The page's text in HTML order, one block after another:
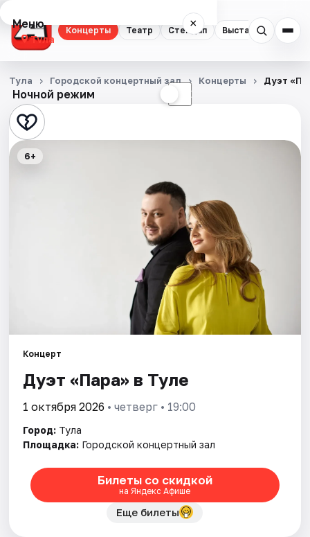
Концерты Театр Стендап Выставки
Меню ×
Тула
Концерты
Театр
Стендап
Площадки
Артисты
Рейтинги
Ночной режим ☾
Тула Городской концертный зал Концерты Дуэт
6+
Концерт
Дуэт «Пара» в Туле
1 октября 2026 • четверг • 19:00
Город: Тула
Площадка: Городской концертный зал
Билеты со скидкой
на Яндекс Афише
Еще билеты